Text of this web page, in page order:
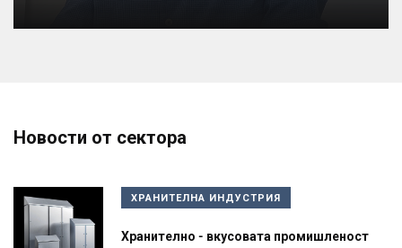
Новости от сектора
ХРАНИТЕЛНА ИНДУСТРИЯ
Хранително - вкусовата промишленост